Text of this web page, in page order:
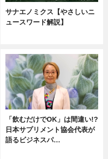
サナエノミクス【やさしいニ
ュースワード解説】
「飲むだけでOK」は間違い!?
日本サプリメント協会代表が
語るビジネスパ…